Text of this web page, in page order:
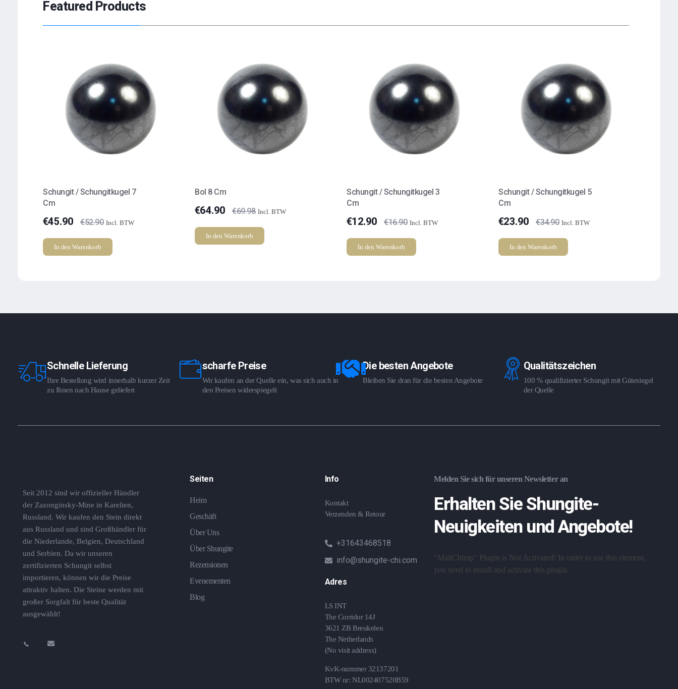
Featured Products
Schungit / Schungitkugel 7
Cm
€45.90 €52.90 Incl. BTW
In den Warenkorb
Bol 8 Cm
€64.90 €69.98 Incl. BTW
In den Warenkorb
Schungit / Schungitkugel 3
Cm
€12.90 €16.90 Incl. BTW
In den Warenkorb
Schungit / Schungitkugel 5
Cm
€23.90 €34.90 Incl. BTW
In den Warenkorb
Schnelle Lieferung
Ihre Bestellung wird innerhalb kurzer Zeit
zu Ihnen nach Hause geliefert
scharfe Preise
Wir kaufen an der Quelle ein, was sich auch in
den Preisen widerspiegelt
Die besten Angebote
Bleiben Sie dran für die besten Angebote
Qualitätszeichen
100 % qualifizierter Schungit mit Gütesiegel
der Quelle
Seit 2012 sind wir offizieller Händler
der Zazonginsky-Mine in Karelien,
Russland. Wir kaufen den Stein direkt
aus Russland und sind Großhändler für
die Niederlande, Belgien, Deutschland
und Serbien. Da wir unseren
zertifizierten Schungit selbst
importieren, können wir die Preise
attraktiv halten. Die Steine ​​werden mit
großer Sorgfalt für beste Qualität
ausgewählt!
Seiten
Heim
Geschäft
Über Uns
Über Shungite
Rezensionen
Evenementen
Blog
Info
Kontakt
Verzenden & Retour
+31643468518
info@shungite-chi.com
Adres
LS INT
The Corridor 14J
3621 ZB Breukelen
The Netherlands
(No visit address)
KvK-nummer 32137201
BTW nr: NL002407520B59
Melden Sie sich für unseren Newsletter an
Erhalten Sie Shungite-
Neuigkeiten und Angebote!
"MailChimp" Plugin is Not Activated! In order to use this element,
you need to install and activate this plugin.